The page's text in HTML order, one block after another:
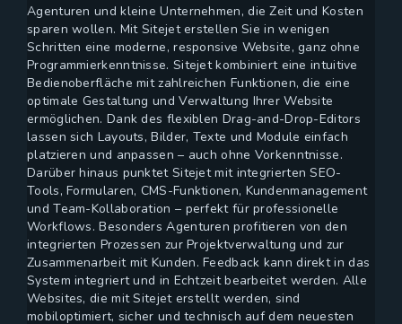
Agenturen und kleine Unternehmen, die Zeit und Kosten
sparen wollen. Mit Sitejet erstellen Sie in wenigen
Schritten eine moderne, responsive Website, ganz ohne
Programmierkenntnisse. Sitejet kombiniert eine intuitive
Bedienoberfläche mit zahlreichen Funktionen, die eine
optimale Gestaltung und Verwaltung Ihrer Website
ermöglichen. Dank des flexiblen Drag-and-Drop-Editors
lassen sich Layouts, Bilder, Texte und Module einfach
platzieren und anpassen – auch ohne Vorkenntnisse.
Darüber hinaus punktet Sitejet mit integrierten SEO-
Tools, Formularen, CMS-Funktionen, Kundenmanagement
und Team-Kollaboration – perfekt für professionelle
Workflows. Besonders Agenturen profitieren von den
integrierten Prozessen zur Projektverwaltung und zur
Zusammenarbeit mit Kunden. Feedback kann direkt in das
System integriert und in Echtzeit bearbeitet werden. Alle
Websites, die mit Sitejet erstellt werden, sind
mobiloptimiert, sicher und technisch auf dem neuesten